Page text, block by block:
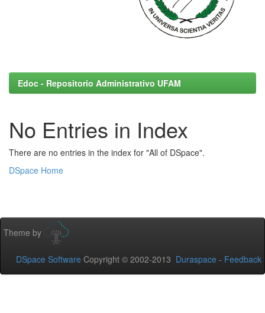
Edoc - Repositorio Administrativo UFAM
No Entries in Index
There are no entries in the index for "All of DSpace".
DSpace Home
Theme by
DSpace Software Copyright © 2002-2013 Duraspace - Feedback